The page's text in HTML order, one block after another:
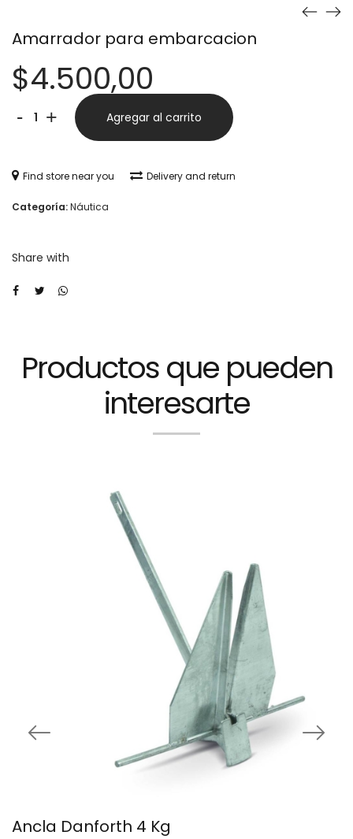
Amarrador para embarcacion
$4.500,00
-Amarrador
cantidad
+ Agregar al carrito
Find store near you Delivery and return
Categoría:Náutica
Share with
Productos que pueden
interesarte
Ancla Danforth 4 Kg